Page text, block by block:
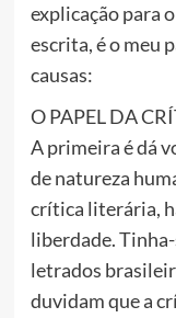
explicação para
escrita, é o meu
causas:
O PAPEL DA
A primeira é dá
de natureza
crítica literária,
liberdade.
letrados
duvidam que a